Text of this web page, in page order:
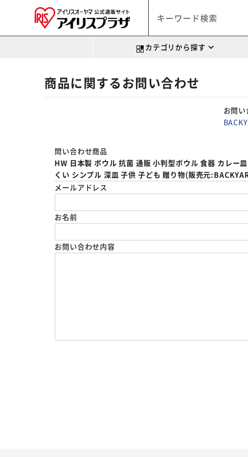
カテゴリから探す
商品に関するお問い合わせ
お問い
問い合わせ商品
HW 日本製 ボウル 抗菌 通販 小判型ボウル 食器 カレー
くい シンプル 深皿 子供 子ども 贈り物(販売元
メールアドレス
お名前
お問い合わせ内容